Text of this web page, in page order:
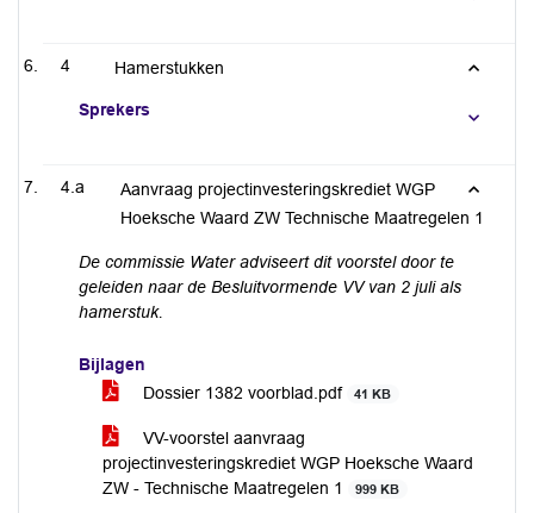
4 Hamerstukken
Sprekers
4.a
Aanvraag projectinvesteringskrediet WGP
Hoeksche Waard ZW Technische Maatregelen 1
De commissie Water adviseert dit voorstel door te
geleiden naar de Besluitvormende VV van 2 juli als
hamerstuk.
Bijlagen
Dossier 1382 voorblad.pdf
41 KB
VV-voorstel aanvraag
projectinvesteringskrediet WGP Hoeksche Waard
ZW - Technische Maatregelen 1
999 KB